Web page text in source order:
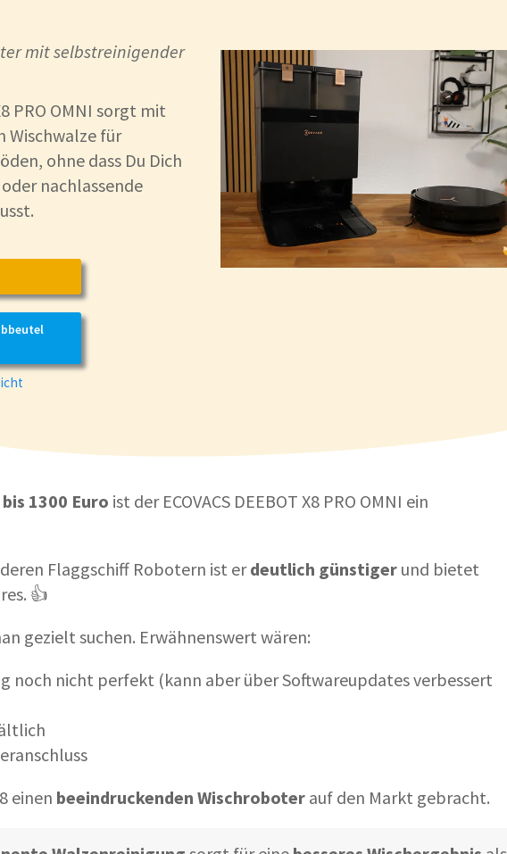
mit selbstreinigender
PRO OMNI sorgt mit
Wischwalze für
ohne dass Du Dich
nachlassende
1300 Euro ist der ECOVACS DEEBOT X8 PRO OMNI ein
Flaggschiff Robotern ist erdeutlich günstiger und bietet
👍
gezielt suchen. Erwähnenswert wären:
noch nicht perfekt (kann aber über Softwareupdates verbessert
einen beeindruckenden Wischroboter auf den Markt gebracht.